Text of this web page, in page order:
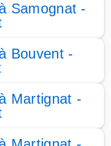
Samognat -
Bouvent -
Martignat -